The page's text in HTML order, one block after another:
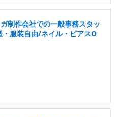
制作会社での一般事務スタッ
服装自由/ネイル・ピアスO